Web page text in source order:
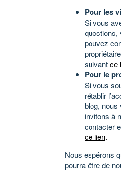
Pour les
Si vous
questions,
pouvez
suivantce
Pour le
Si vous
rétablir
blog, nous
invitons à
contacter
ce lien.
Nous espérons
pourra être de